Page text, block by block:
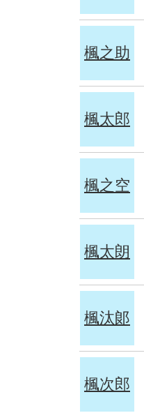
楓之助
楓太郎
楓之空
楓太朗
楓汰郞
楓次郎